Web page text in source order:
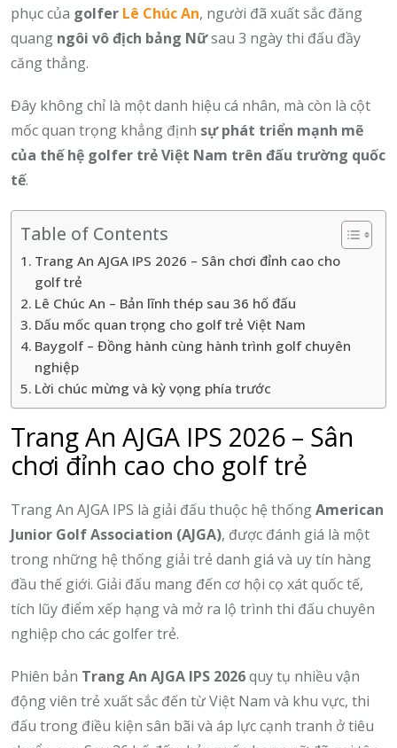
phục của golfer Lê Chúc An, người đã xuất sắc đăng
quang ngôi vô địch bảng Nữsau 3 ngày thi đấu đầy
căng thẳng.
Đây không chỉ là một danh hiệu cá nhân, mà còn là cột
mốc quan trọng khẳng định sự phát triển mạnh mẽ
của thế hệ golfer trẻ Việt Nam trên đấu trường quốc
tế.
Table of Contents
Trang An AJGA IPS 2026 – Sân chơi đỉnh cao cho
golf trẻ
Lê Chúc An – Bản lĩnh thép sau 36 hố đấu
Dấu mốc quan trọng cho golf trẻ Việt Nam
Baygolf – Đồng hành cùng hành trình golf chuyên
nghiệp
Lời chúc mừng và kỳ vọng phía trước
Trang An AJGA IPS 2026 – Sân
chơi đỉnh cao cho golf trẻ
Trang An AJGA IPS là giải đấu thuộc hệ thốngAmerican
Junior Golf Association (AJGA), được đánh giá là một
trong những hệ thống giải trẻ danh giá và uy tín hàng
đầu thế giới. Giải đấu mang đến cơ hội cọ xát quốc tế,
tích lũy điểm xếp hạng và mở ra lộ trình thi đấu chuyên
nghiệp cho các golfer trẻ.
Phiên bản Trang An AJGA IPS 2026quy tụ nhiều vận
động viên trẻ xuất sắc đến từ Việt Nam và khu vực, thi
đấu trong điều kiện sân bãi và áp lực cạnh tranh ở tiêu